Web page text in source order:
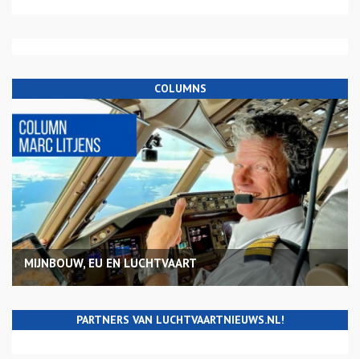
COLUMNS
MIJNBOUW, EU EN LUCHTVAART
PARTNERS VAN LUCHTVAARTNIEUWS.NL!